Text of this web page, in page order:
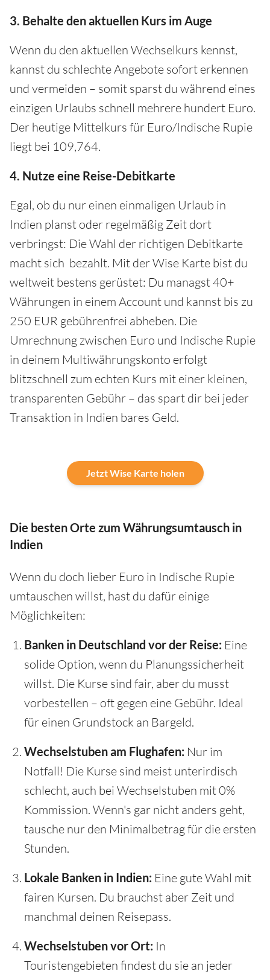
3. Behalte den aktuellen Kurs im Auge
Wenn du den aktuellen Wechselkurs kennst,
kannst du schlechte Angebote sofort erkennen
und vermeiden – somit sparst du während eines
einzigen Urlaubs schnell mehrere hundert Euro.
Der heutige Mittelkurs für Euro/Indische Rupie
liegt bei 109,764.
4. Nutze eine Reise-Debitkarte
Egal, ob du nur einen einmaligen Urlaub in
Indien planst oder regelmäßig Zeit dort
verbringst: Die Wahl der richtigen Debitkarte
macht sich bezahlt. Mit der Wise Karte bist du
weltweit bestens gerüstet: Du managst 40+
Währungen in einem Account und kannst bis zu
250 EUR gebührenfrei abheben. Die
Umrechnung zwischen Euro und Indische Rupie
in deinem Multiwährungskonto erfolgt
blitzschnell zum echten Kurs mit einer kleinen,
transparenten Gebühr – das spart dir bei jeder
Transaktion in Indien bares Geld.
Jetzt Wise Karte holen
Die besten Orte zum Währungsumtausch in
Indien
Wenn du doch lieber Euro in Indische Rupie
umtauschen willst, hast du dafür einige
Möglichkeiten:
Banken in Deutschland vor der Reise: Eine
solide Option, wenn du Planungssicherheit
willst. Die Kurse sind fair, aber du musst
vorbestellen – oft gegen eine Gebühr. Ideal
für einen Grundstock an Bargeld.
Wechselstuben am Flughafen: Nur im
Notfall! Die Kurse sind meist unterirdisch
schlecht, auch bei Wechselstuben mit 0%
Kommission. Wenn's gar nicht anders geht,
tausche nur den Minimalbetrag für die ersten
Stunden.
Lokale Banken in Indien: Eine gute Wahl mit
fairen Kursen. Du brauchst aber Zeit und
manchmal deinen Reisepass.
Wechselstuben vor Ort: In
Touristengebieten findest du sie an jeder